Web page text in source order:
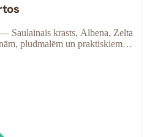
Saulainais krasts, Albena, Zelta
pludmalēm un praktiskiem